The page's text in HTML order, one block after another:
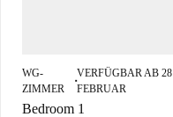
WG-
ZIMMER
■
VERFÜGBAR AB 28
FEBRUAR
Bedroom 1